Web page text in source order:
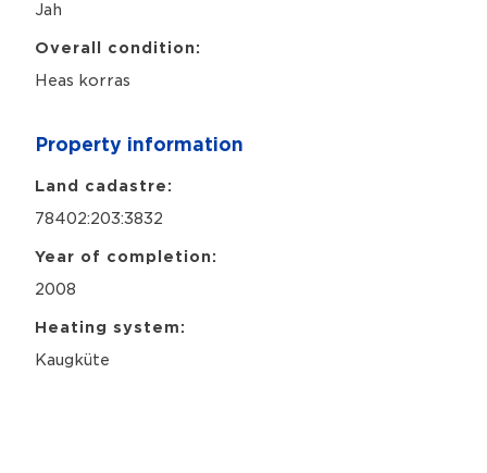
Jah
Overall condition:
Heas korras
Property information
Land cadastre:
78402:203:3832
Year of completion:
2008
Heating system:
Kaugküte